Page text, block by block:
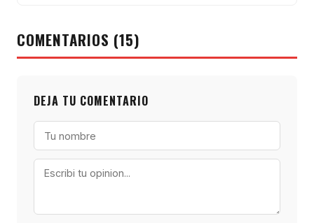
COMENTARIOS (15)
DEJA TU COMENTARIO